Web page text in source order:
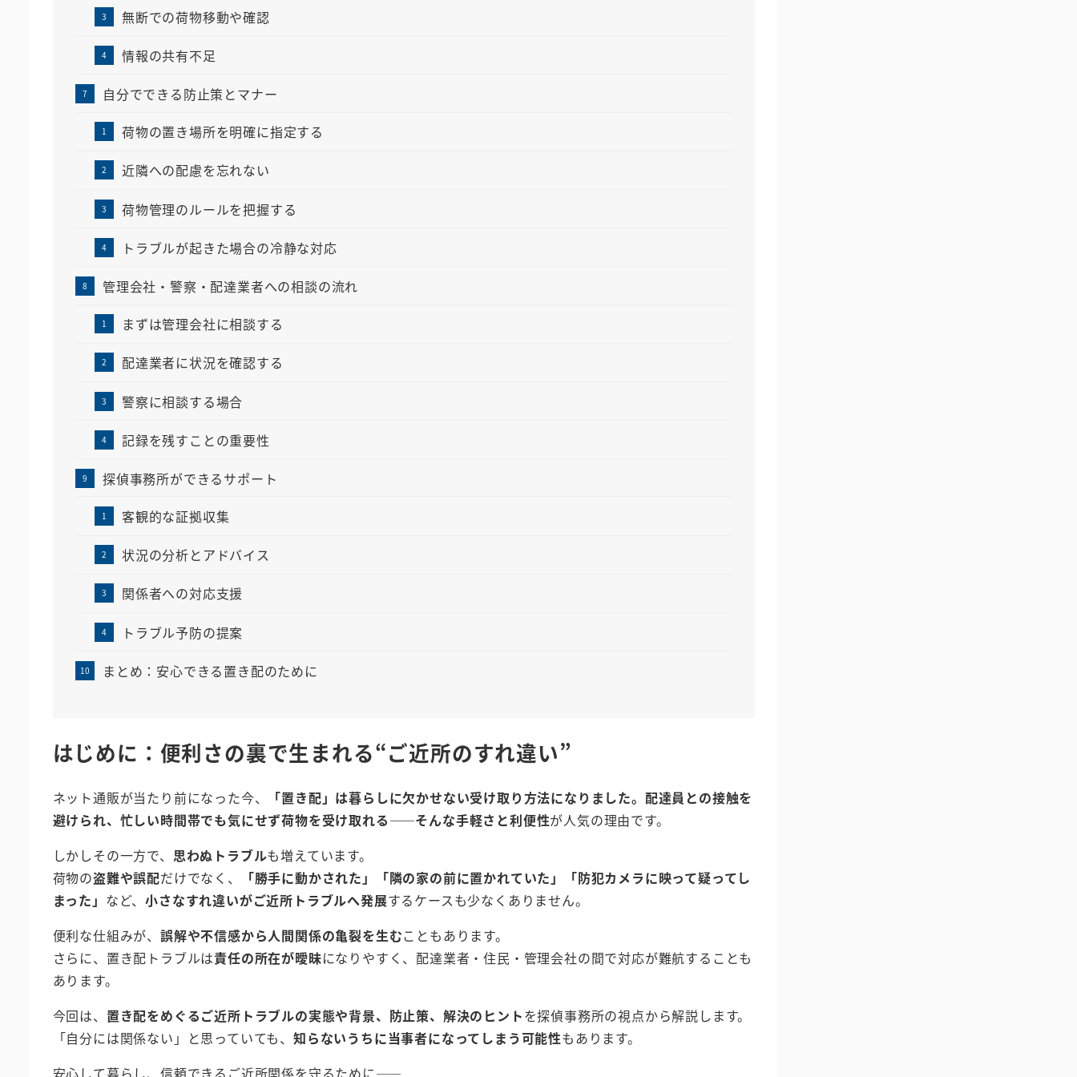
無断での荷物移動や確認
情報の共有不足
自分でできる防止策とマナー
荷物の置き場所を明確に指定する
近隣への配慮を忘れない
荷物管理のルールを把握する
トラブルが起きた場合の冷静な対応
管理会社・警察・配達業者への相談の流れ
まずは管理会社に相談する
配達業者に状況を確認する
警察に相談する場合
記録を残すことの重要性
探偵事務所ができるサポート
客観的な証拠収集
状況の分析とアドバイス
関係者への対応支援
トラブル予防の提案
まとめ：安心できる置き配のために
はじめに：便利さの裏で生まれる“ご近所のすれ違い”
ネット通販が当たり前になった今、
「置き配」は暮らしに欠かせない受け取り方法になりました。配達員との接触を
避けられ、忙しい時間帯でも気にせず荷物を受け取れる――そんな手軽さと利便性が人気の理由です。
しかしその一方で、 思わぬトラブルも増えています。
荷物の盗難や誤配だけでなく、
「勝手に動かされた」「隣の家の前に置かれていた」「防犯カメラに映って疑ってし
まった」 など、小さなすれ違いがご近所トラブルへ発展するケースも少なくありません。
便利な仕組みが、 誤解や不信感から人間関係の亀裂を生むこともあります。
さらに、置き配トラブルは責任の所在が曖昧になりやすく、配達業者・住民・管理会社の間で対応が難航することも
あります。
今回は、 置き配をめぐるご近所トラブルの実態や背景、防止策、解決のヒントを探偵事務所の視点から解説します。
「自分には関係ない」と思っていても、 知らないうちに当事者になってしまう可能性もあります。
安心して暮らし、信頼できるご近所関係を守るために――